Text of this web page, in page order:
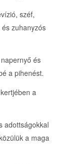
széf,
zuhanyzós
és
a pihenést.
a
adottságokkal
a maga